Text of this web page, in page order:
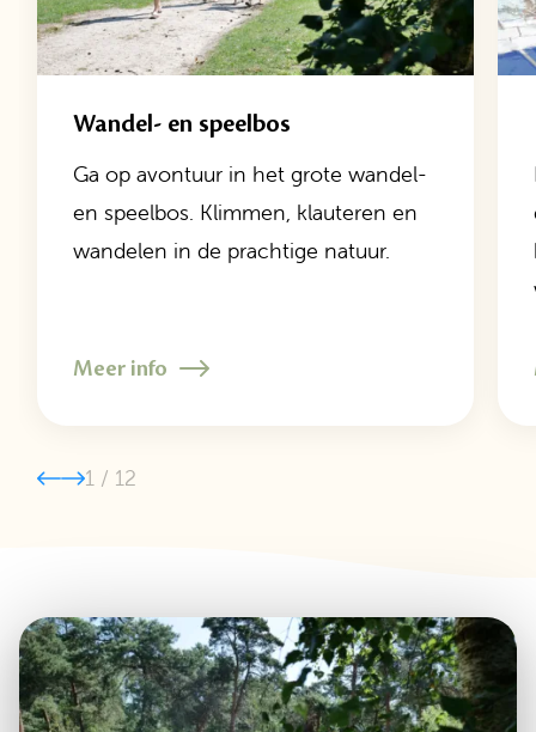
Wandel- en speelbos
Ga op avontuur in het grote wandel-
en speelbos. Klimmen, klauteren en
wandelen in de prachtige natuur.
Meer info
1 / 12